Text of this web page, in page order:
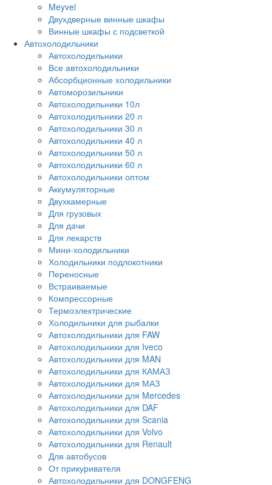
Meyvel
Двухдверные винные шкафы
Винные шкафы с подсветкой
Автохолодильники
Автохолодильники
Все автохолодильники
Абсорбционные холодильники
Автоморозильники
Автохолодильники 10л
Автохолодильники 20 л
Автохолодильники 30 л
Автохолодильники 40 л
Автохолодильники 50 л
Автохолодильники 60 л
Автохолодильники оптом
Аккумуляторные
Двухкамерные
Для грузовых
Для дачи
Для лекарств
Мини-холодильники
Холодильники подлокотники
Переносные
Встраиваемые
Компрессорные
Термоэлектрические
Холодильники для рыбалки
Автохолодильники для FAW
Автохолодильники для Iveco
Автохолодильники для MAN
Автохолодильники для КАМАЗ
Автохолодильники для МАЗ
Автохолодильники для Mercedes
Автохолодильники для DAF
Автохолодильники для Scania
Автохолодильники для Volvo
Автохолодильники для Renault
Для автобусов
От прикуривателя
Автохолодильники для DONGFENG